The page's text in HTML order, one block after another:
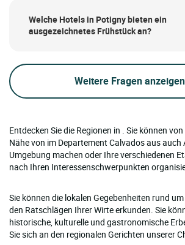
Welche Hotels in Potigny bieten ein
ausgezeichnetes Frühstück an?
Weitere Fragen anzeigen
Entdecken Sie die Regionen in . Sie können
Nähe von im Departement Calvados aus auch
Umgebung machen oder Ihre verschiedenen
nach Ihren Interessenschwerpunkten
Sie können die lokalen Gegebenheiten rund
den Ratschlägen Ihrer Wirte erkunden. Sie
historische, kulturelle und gastronomische
Sie sich an den regionalen Gerichten unserer